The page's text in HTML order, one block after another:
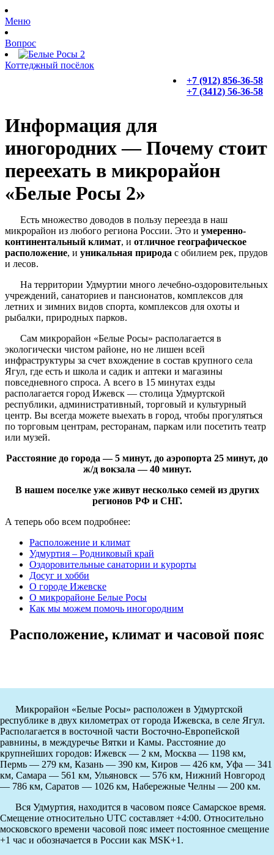
Меню
Вопрос
Коттеджный посёлок
+7 (912) 856-36-58
+7 (3412) 56-36-58
Информация для
иногородних — Почему стоит
переехать в микрорайон
«Белые Росы 2»
Есть множество доводов в пользу переезда в наш
микрорайон из любого региона России. Это и умеренно-
континентальный климат, и отличное географическое
расположение, и уникальная природа с обилием рек, прудов
и лесов.
На территории Удмуртии много лечебно-оздоровительных
учреждений, санаториев и пансионатов, комплексов для
летних и зимних видов спорта, комплексов для охоты и
рыбалки, природных парков.
Сам микрорайон «Белые Росы» располагается в
экологически чистом районе, но не лишен всей
инфраструктуры за счет вхождение в состав крупного села
Ягул, где есть и школа и садик и аптеки и магазины
повседневного спроса. А всего в 15 минутах езды
располагается город Ижевск — столица Удмуртской
республики, административный, торговый и культурный
центр. Вы всегда можете выехать в город, чтобы прогуляться
по торговым центрам, ресторанам, паркам или посетить театр
или музей.
Расстояние до города — 5 минут, до аэропорта 25 минут, до
ж/д вокзала — 40 минут.
В нашем поселке уже живут несколько семей из других
регионов РФ и СНГ.
А теперь обо всем подробнее:
Расположение и климат
Удмуртия – Родниковый край
Оздоровительные санатории и курорты
Досуг и хобби
О городе Ижевске
О микрорайоне Белые Росы
Как мы можем помочь иногородним
Расположение, климат и часовой пояс
Микрорайон «Белые Росы» расположен в Удмуртской
республике в двух километрах от города Ижевска, в селе Ягул.
Располагается в восточной части Восточно-Европейской
равнины, в междуречье Вятки и Камы. Расстояние до
крупнейших городов: Ижевск — 2 км, Москва — 1198 км,
Пермь — 279 км, Казань — 390 км, Киров — 426 км, Уфа — 341
км, Самара — 561 км, Ульяновск — 576 км, Нижний Новгород
— 786 км, Саратов — 1026 км, Набережные Челны — 200 км.
Вся Удмуртия, находится в часовом поясе Самарское время.
Смещение относительно UTC составляет +4:00. Относительно
московского времени часовой пояс имеет постоянное смещение
+1 час и обозначается в России как MSK+1.